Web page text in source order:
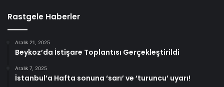
Rastgele Haberler
Aralık 21, 2025
Beykoz’da İstişare Toplantısı Gerçekleştirildi
Aralık 7, 2025
İstanbul’a Hafta sonuna ‘sarı’ ve ‘turuncu’ uyarı!